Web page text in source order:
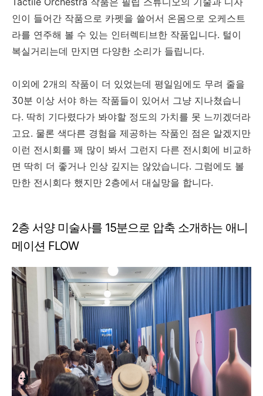
인이 들어간 작품으로 카펫을 쓸어서 온몸으로 오케스트
라를 연주해 볼 수 있는 인터렉티브한 작품입니다. 털이
복실거리는데 만지면 다양한 소리가 들립니다.
이외에 2개의 작품이 더 있었는데 평일임에도 무려 줄을
30분 이상 서야 하는 작품들이 있어서 그냥 지나쳤습니
다. 딱히 기다렸다가 봐야할 정도의 가치를 못 느끼겠더라
고요. 물론 색다른 경험을 제공하는 작품인 점은 알겠지만
이런 전시회를 꽤 많이 봐서 그런지 다른 전시회에 비교하
면 딱히 더 좋거나 인상 깊지는 않았습니다. 그럼에도 볼
만한 전시회다 했지만 2층에서 대실망을 합니다.
2층 서양 미술사를 15분으로 압축 소개하는 애니
메이션 FLOW